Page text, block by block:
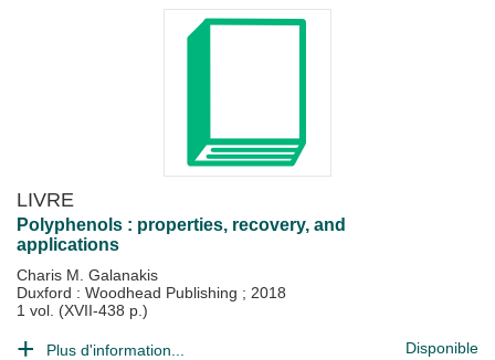
LIVRE
Polyphenols : properties, recovery, and
applications
Charis M. Galanakis
Duxford : Woodhead Publishing ; 2018
1 vol. (XVII-438 p.)
Plus d'information... Disponible